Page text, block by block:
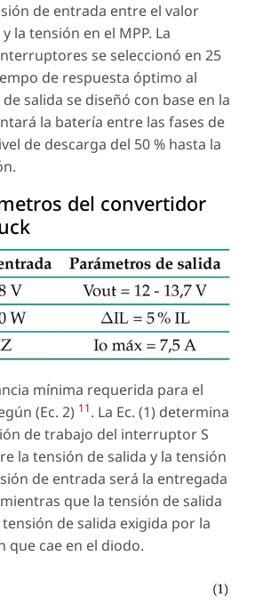
de entrada entre el valor
la tensión en el MPP. La
se seleccionó en 25
de respuesta óptimo al
salida se diseñó con base en la
la batería entre las fases de
de descarga del 50 % hasta la
del convertidor
mínima requerida para el
(Ec. 2) 11. La Ec. (1) determina
de trabajo del interruptor S
la tensión de salida y la tensión
de entrada será la entregada
que la tensión de salida
de salida exigida por la
que cae en el diodo.